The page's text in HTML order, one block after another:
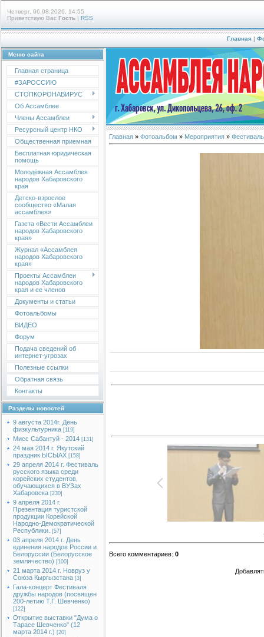
Четверг, 06.08.2026, 14:55
Приветствую Вас Гость | RSS
Главная |
Меню сайта
Главная страница
#ЗАРОССИЮ
СТОПКОРОНАВИРУС
Об Ассамблее
Члены Ассамблеи
Ресурсный центр НКО
Общественная приемная
Бесплатная юридическая
помощь
Молодёжная Ассамблея
народов Хабаровского
края
Детско-взрослое
сообщество «Малая
ассамблея»
Газета «Вести Ассамблеи
народов Хабаровского
края»
Журнал «Ассамблея
народов Хабаровского
края»
Проекты Ассамблеи
народов Хабаровского
края и ее членов
Документы и статьи
Фотоальбомы
ВИДЕО
Форум
Подача сведений об
интернет-угрозах
Полезные ссылки
Обратная связь
Контакты
Разделы новостей
9 августа 2014г. День
физкультурника [119]
Мисс Сабантуй - 2014 [131]
24 мая 2014 г. Якутский
праздник ЫСЫАХ [158]
29 апреля 2014 г. Фестиваль
русского языка среди
корейских студентов,
обучающихся в ВУЗах
Хабаровска [230]
9 апреля 2014 г.
Презентация туристской
продукции Корейской
Народно-Демократической
Республики.
[57]
03 апреля 2014 г. День
единения народов России и
Белоруссии (Белорусское
землячество) [100]
21 марта 2014 г. Новруз у
Союза Кыргызстана [3]
Гала-концерт Фестиваля
дружбы народов (посвящен
200-летию Т.Г. Шевченко)
[122]
Открытие выставки "Дума о
Тарасе Шевченко" (12
марта 2014 г.) [20]
Главная » Фотоальбом » Мероприятия »
Всего комментариев: 0